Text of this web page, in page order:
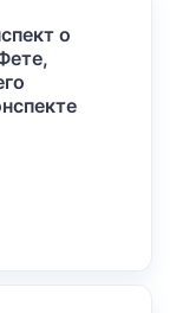
о